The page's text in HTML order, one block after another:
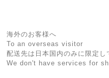
海外のお客様へ
To an overseas visitor
配送先は日本国内のみに限定し
We don't have services for